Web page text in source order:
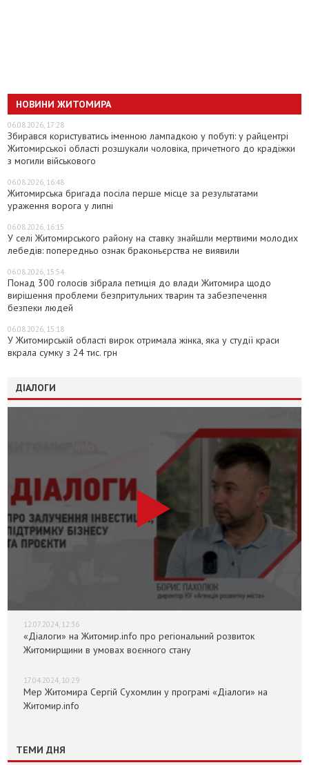
НОВИНИ ЖИТОМИРА
06.08.2026, 17:28
Збирався користуватись іменною лампадкою у побуті: у райцентрі
Житомирської області розшукали чоловіка, причетного до крадіжки
з могили військового
06.08.2026, 16:48
Житомирська бригада посіла перше місце за результатами
ураження ворога у липні
06.08.2026, 16:15
У селі Житомирського району на ставку знайшли мертвими молодих
лебедів: попередньо ознак браконьєрства не виявили
06.08.2026, 15:54
Понад 300 голосів зібрала петиція до влади Житомира щодо
вирішення проблеми безпритульних тварин та забезпечення
безпеки людей
06.08.2026, 15:18
У Житомирській області вирок отримала жінка, яка у студії краси
вкрала сумку з 24 тис. грн
ДІАЛОГИ
12.07.2024, 12:36
«Діалоги» на Житомир.info про регіональний розвиток
Житомирщини в умовах воєнного стану
17.04.2024, 10:29
Мер Житомира Сергій Сухомлин у програмі «Діалоги» на
Житомир.info
ТЕМИ ДНЯ